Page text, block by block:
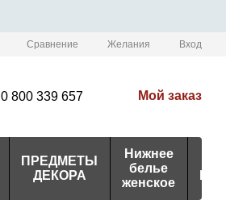
Сравнение Желания Вход
0 800 339 657 Мой заказ
ПРЕДМЕТЫ
ДЕКОРА
Нижнее
белье
женское